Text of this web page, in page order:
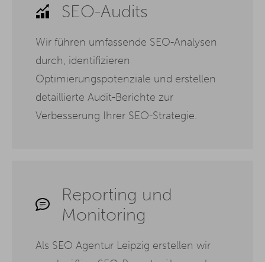
SEO-Audits
Wir führen umfassende SEO-Analysen
durch, identifizieren
Optimierungspotenziale und erstellen
detaillierte Audit-Berichte zur
Verbesserung Ihrer SEO-Strategie.
Reporting und
Monitoring
Als SEO Agentur Leipzig erstellen wir